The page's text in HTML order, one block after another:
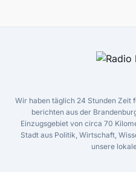
Wir haben täglich 24 Stunden Zeit
berichten aus der
Einzugsgebiet von circa 70
Stadt aus Politik, Wirtschaft,
unsere